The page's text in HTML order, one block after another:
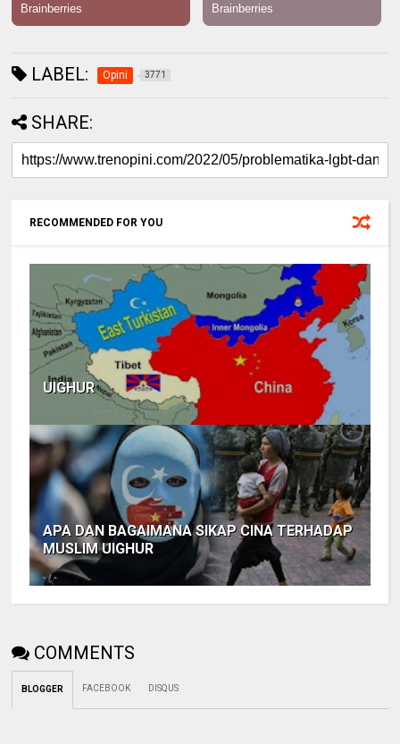
LABEL: Opini 3771
SHARE:
RECOMMENDED FOR YOU
UIGHUR
APA DAN BAGAIMANA SIKAP CINA TERHADAP
MUSLIM UIGHUR
COMMENTS
BLOGGER FACEBOOK DISQUS